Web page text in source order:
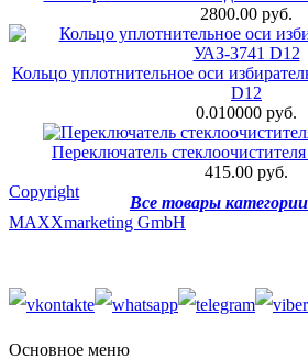
2800.00 руб.
Кольцо уплотнительное оси
D12
0.010000 руб.
Переключатель
415.00 руб.
Все товары
Copyright
MAXXmarketing GmbH
Основное меню